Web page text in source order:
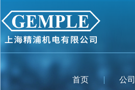
首页 公